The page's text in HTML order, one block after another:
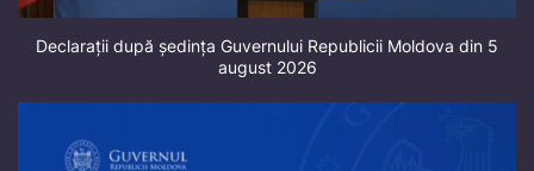
Declarații după ședința Guvernului Republicii Moldova din 5
august 2026